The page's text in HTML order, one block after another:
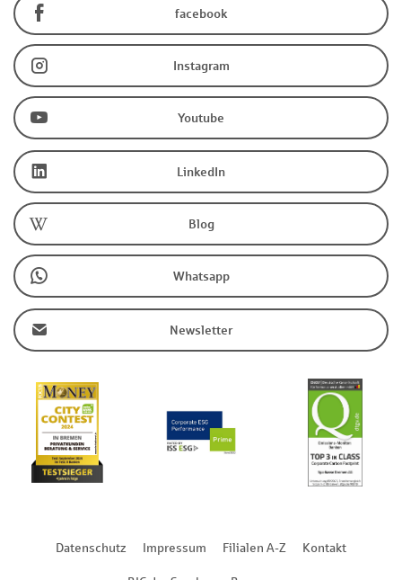
facebook
Instagram
Youtube
LinkedIn
Blog
Whatsapp
Newsletter
Datenschutz Impressum Filialen A-Z Kontakt